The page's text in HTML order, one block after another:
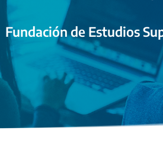
Fundación de Estudios